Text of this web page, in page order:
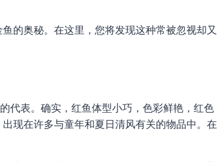
的奥秘。在这里，您将发现这种常被忽视却又
代表。确实，红鱼体型小巧，色彩鲜艳，红色
现在许多与童年和夏日清风有关的物品中。在